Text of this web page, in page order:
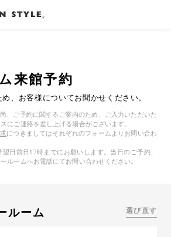
来館予約
、お客様についてお聞かせください。
、ご予約に関するご案内のため、ご入力いただいた
にご連絡を差し上げる場合がございます。
につきましてはそれぞれのフォームよりお問い合わ
日前日17時までにお願いします。当日のご予約、
ルームへお電話にてお問い合わせください。
ルーム 選び直す